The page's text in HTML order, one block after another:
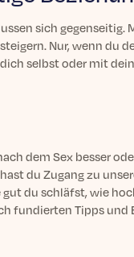
sich gegenseitig.
Nur, wenn du
selbst oder mit
dem Sex besser
du Zugang zu
du schläfst, wie
Tipps und